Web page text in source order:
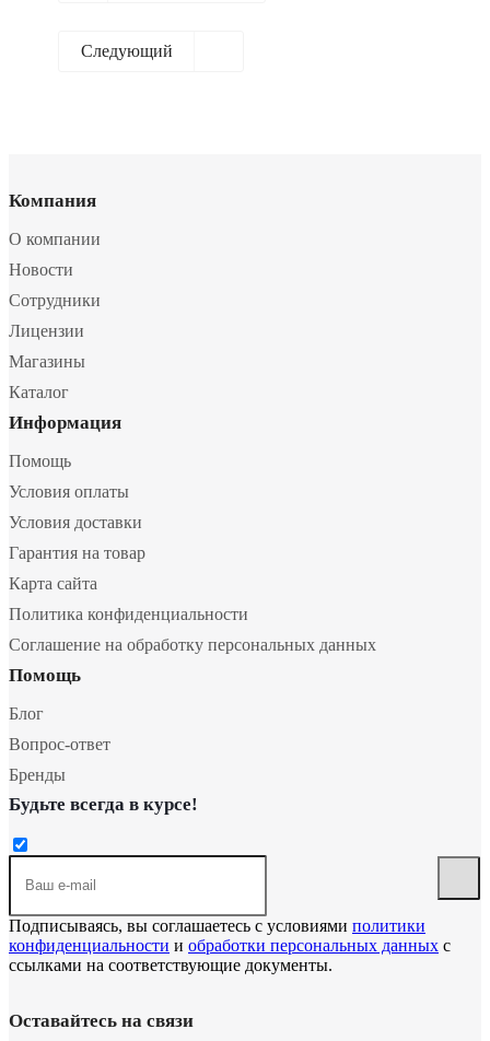
Следующий
Компания
О компании
Новости
Сотрудники
Лицензии
Магазины
Каталог
Информация
Помощь
Условия оплаты
Условия доставки
Гарантия на товар
Карта сайта
Политика конфиденциальности
Соглашение на обработку персональных данных
Помощь
Блог
Вопрос-ответ
Бренды
Будьте всегда в курсе!
Подписываясь, вы соглашаетесь с условиями политики
конфиденциальности и обработки персональных данных с
ссылками на соответствующие документы.
Оставайтесь на связи